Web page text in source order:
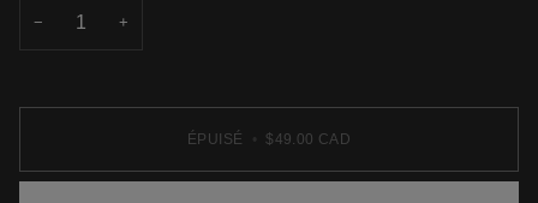
− +
ÉPUISÉ $49.00 CAD